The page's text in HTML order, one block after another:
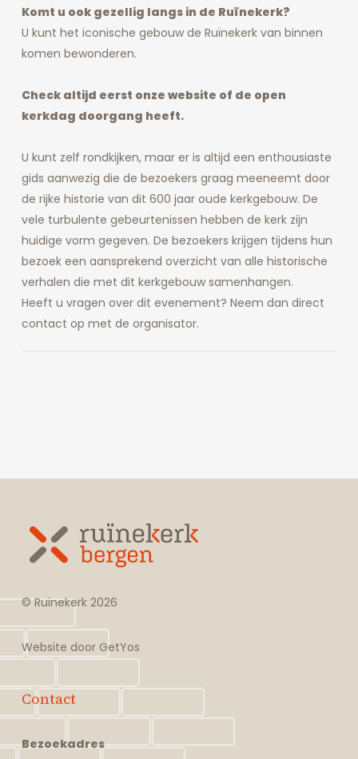
Komt u ook gezellig langs in de Ruïnekerk?
U kunt het iconische gebouw de Ruïnekerk van binnen
komen bewonderen.
Check altijd eerst onze website of de open
kerkdag doorgang heeft.
U kunt zelf rondkijken, maar er is altijd een enthousiaste
gids aanwezig die de bezoekers graag meeneemt door
de rijke historie van dit 600 jaar oude kerkgebouw. De
vele turbulente gebeurtenissen hebben de kerk zijn
huidige vorm gegeven. De bezoekers krijgen tijdens hun
bezoek een aansprekend overzicht van alle historische
verhalen die met dit kerkgebouw samenhangen.
Heeft u vragen over dit evenement? Neem dan direct
contact op met de organisator.
© Ruïnekerk 2026
Website doorGetYos
Contact
Bezoekadres